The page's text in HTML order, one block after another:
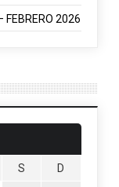
FEBRERO 2026
S D